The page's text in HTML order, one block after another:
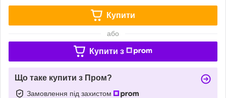
Купити
або
Купити з
Що таке купити з Пром?
Замовлення під захистом